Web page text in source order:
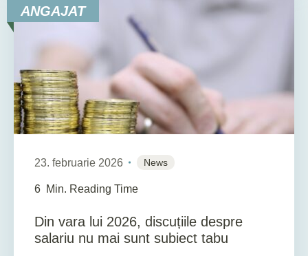
ANGAJAT
23. februarie 2026 News
6 Min. Reading Time
Din vara lui 2026, discuțiile despre
salariu nu mai sunt subiect tabu